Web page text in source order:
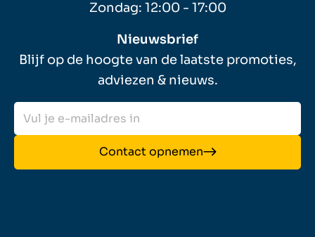
Zondag: 12:00 - 17:00
Nieuwsbrief
Blijf op de hoogte van de laatste promoties,
adviezen & nieuws.
Contact opnemen